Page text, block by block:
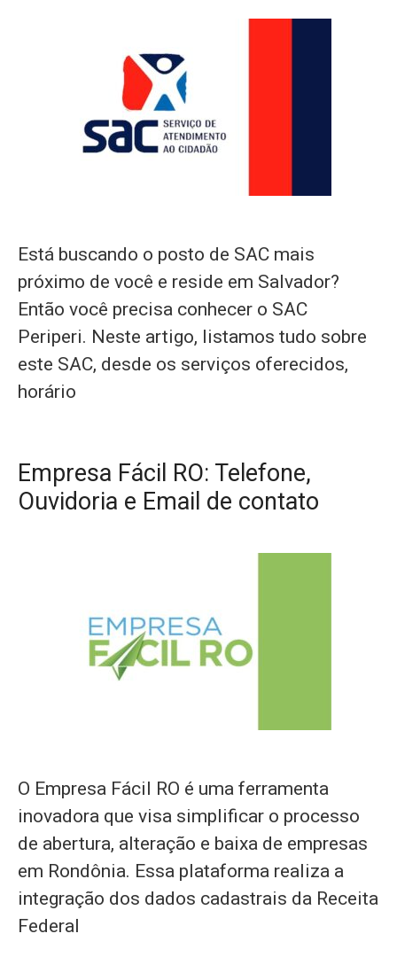
Está buscando o posto de SAC mais
próximo de você e reside em Salvador?
Então você precisa conhecer o SAC
Periperi. Neste artigo, listamos tudo sobre
este SAC, desde os serviços oferecidos,
horário
Empresa Fácil RO: Telefone,
Ouvidoria e Email de contato
O Empresa Fácil RO é uma ferramenta
inovadora que visa simplificar o processo
de abertura, alteração e baixa de empresas
em Rondônia. Essa plataforma realiza a
integração dos dados cadastrais da Receita
Federal